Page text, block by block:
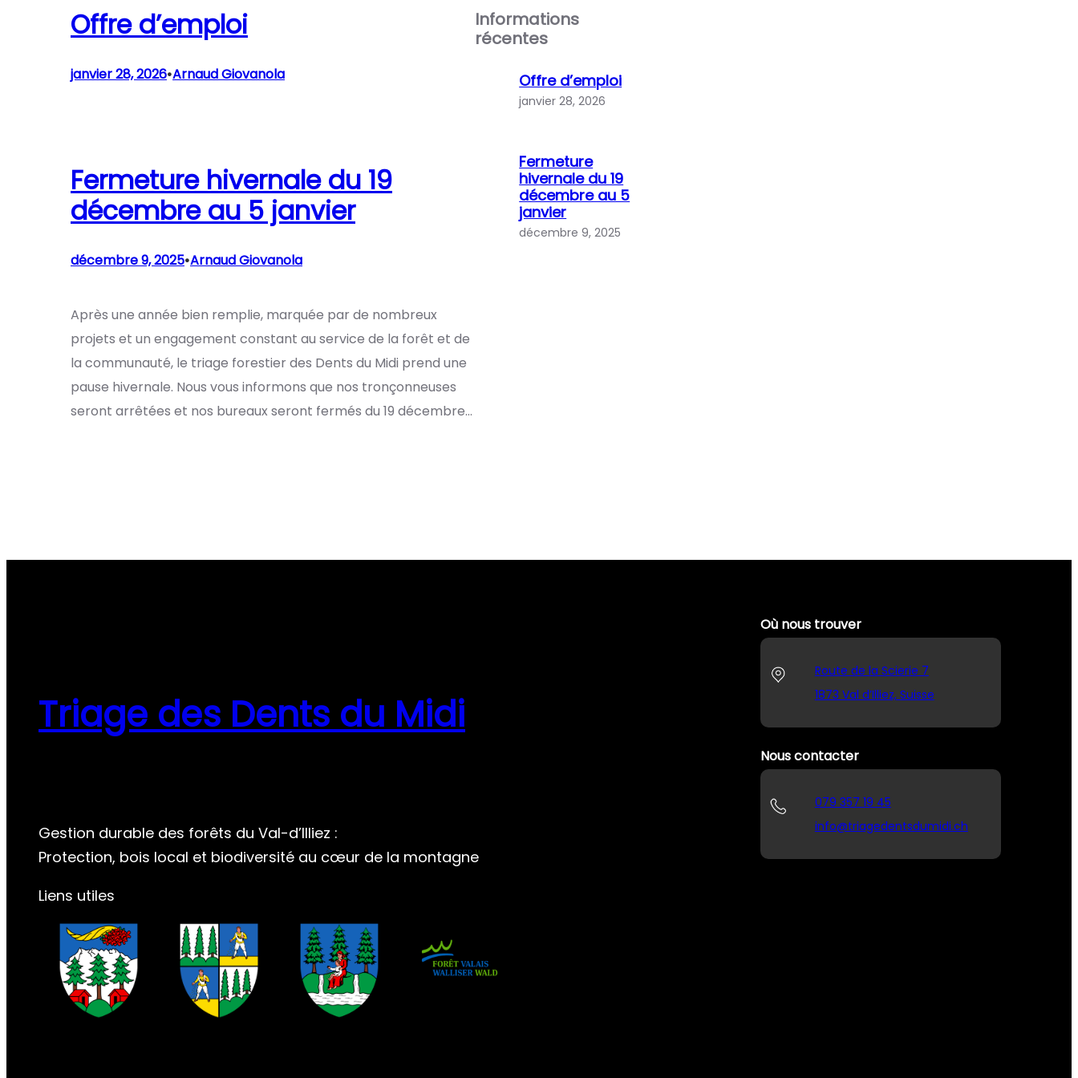
Offre d’emploi
janvier 28, 2026•Arnaud Giovanola
Fermeture hivernale du 19
décembre au 5 janvier
décembre 9, 2025•Arnaud Giovanola
Après une année bien remplie, marquée par de nombreux
projets et un engagement constant au service de la forêt et de
la communauté, le triage forestier des Dents du Midi prend une
pause hivernale. Nous vous informons que nos tronçonneuses
seront arrêtées et nos bureaux seront fermés du 19 décembre…
Informations
récentes
Offre d’emploi
janvier 28, 2026
Fermeture
hivernale du 19
décembre au 5
janvier
décembre 9, 2025
Triage des Dents du Midi
Gestion durable des forêts du Val-d’Illiez :
Protection, bois local et biodiversité au cœur de la montagne
Liens utiles
Où nous trouver
Route de la Scierie 7
1873 Val d’Illiez, Suisse
Nous contacter
079 357 19 45
info@triagedentsdumidi.ch